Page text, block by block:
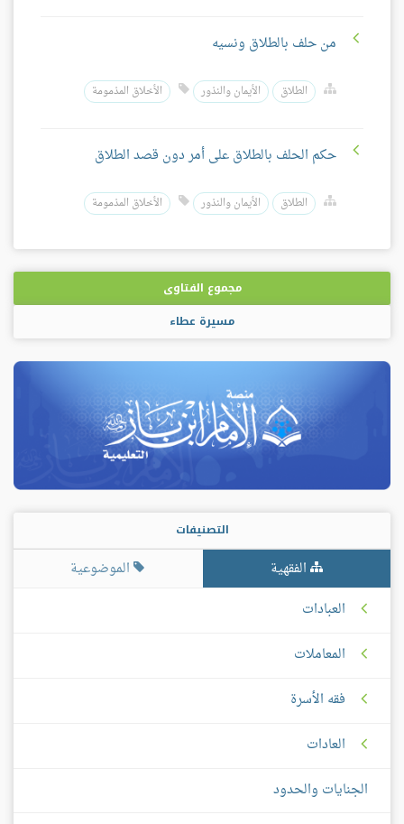
من حلف بالطلاق ونسيه
الطلاق الأيمان والنذور الأخلاق المذمومة
حكم الحلف بالطلاق على أمر دون قصد الطلاق
الطلاق الأيمان والنذور الأخلاق المذمومة
مجموع الفتاوى
مسيرة عطاء
التصنيفات
الفقهية
الموضوعية
العبادات
المعاملات
فقه الأسرة
العادات
الجنايات والحدود